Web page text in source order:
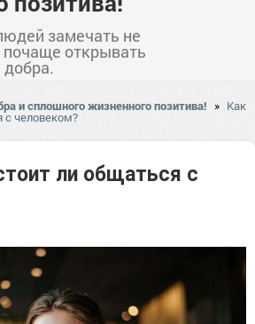
замечать не
почаще открывать
и сплошного жизненного позитива! » Как
с человеком?
ли общаться с